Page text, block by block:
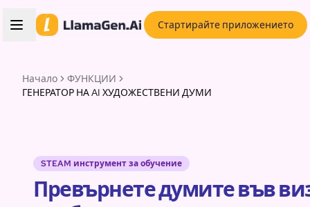
Стартирайте приложението
Начало
ФУНКЦИИ
ГЕНЕРАТОР НА AI ХУДОЖЕСТВЕНИ ДУМИ
STEAM инструмент за обучение
Превърнете думите във